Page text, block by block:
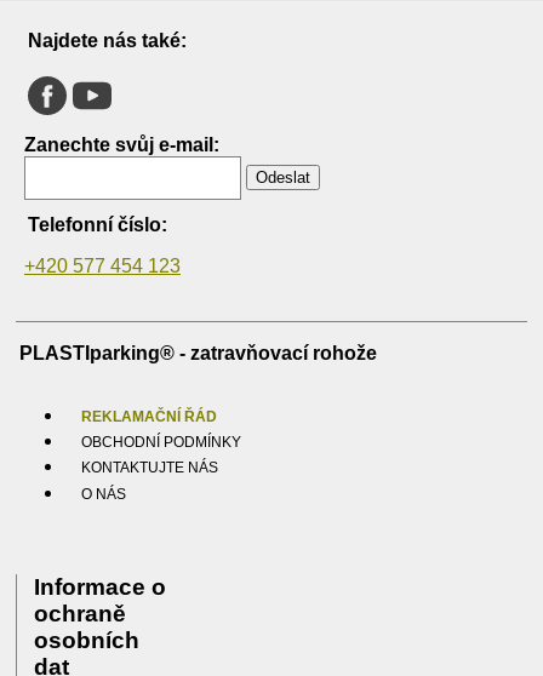
Najdete nás také:
Zanechte svůj e-mail:
Odeslat
Telefonní číslo:
+420 577 454 123
PLASTIparking® - zatravňovací rohože
REKLAMAČNÍ ŘÁD
OBCHODNÍ PODMÍNKY
KONTAKTUJTE NÁS
O NÁS
Informace o
ochraně
osobních
dat